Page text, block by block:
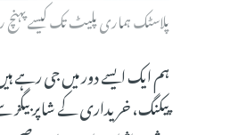
پلاسٹک ہماری پلیٹ تک کیسے
ہم ایک ایسے دور میں جی رہے
پیکنگ، خریداری کے شاپر